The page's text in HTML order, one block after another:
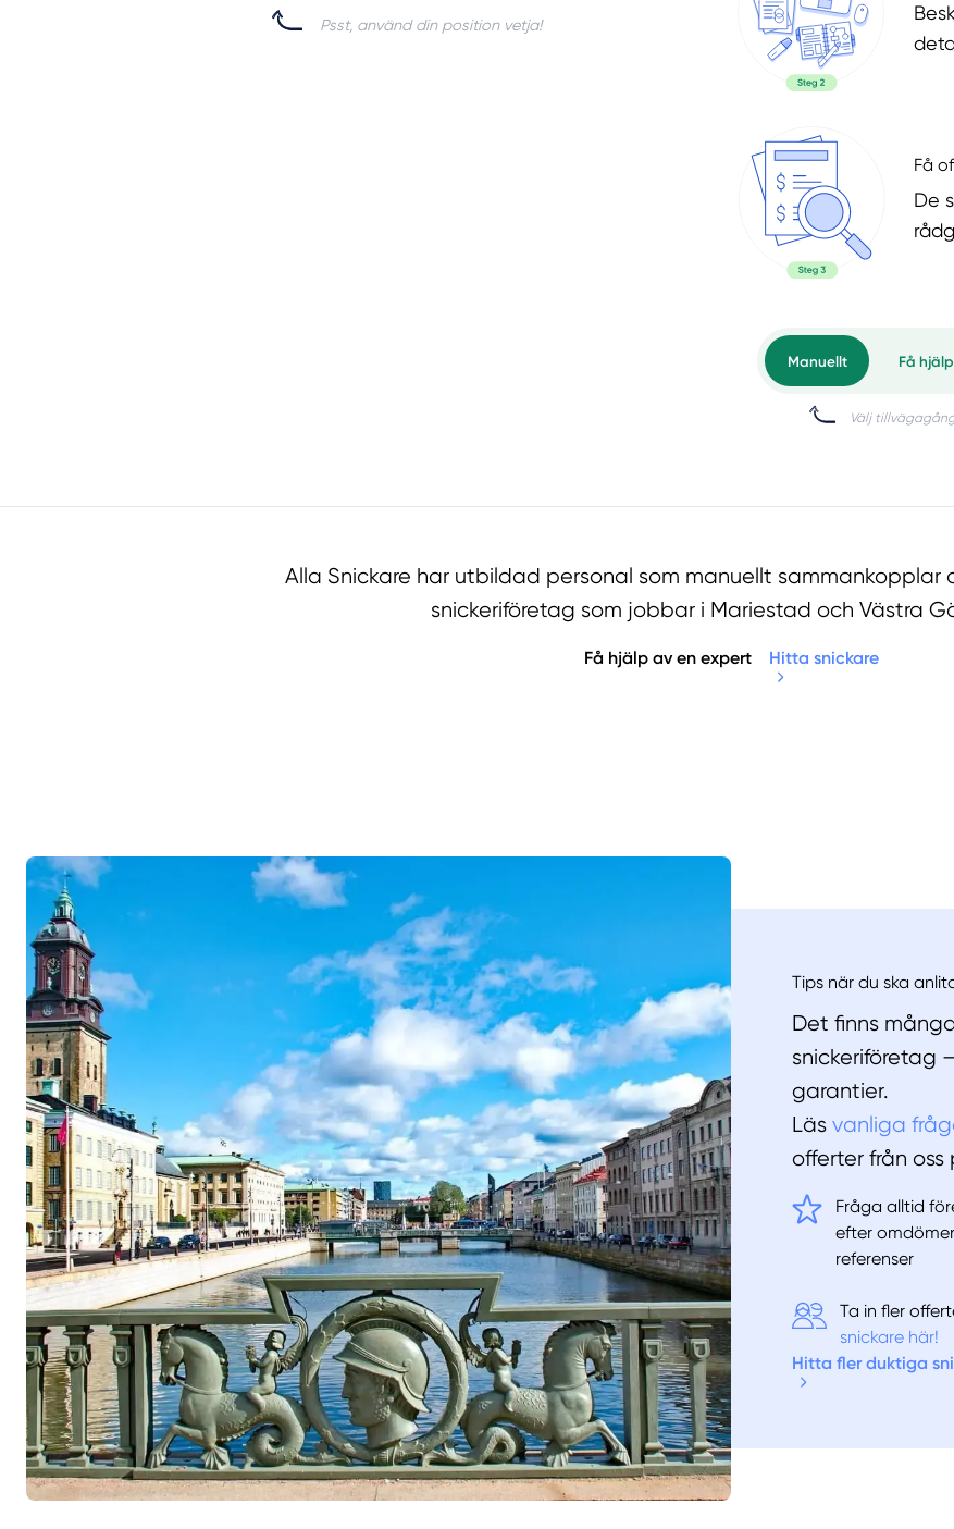
Psst, använd din position vetja!
Få
De
Alla Snickare har utbildad personal som manuellt sammankopplar
snickeriföretag som jobbar i Mariestad och Västra
Få hjälp av en expert Hitta snickare
Tips när du ska
Det finns
snickeriföretag
garantier.
Läs vanliga
offerter från oss
Fråga alltid
efter
referenser
Ta in fler
snickare här!
Hitta fler duktiga